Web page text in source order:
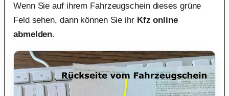
Wenn Sie auf ihrem Fahrzeugschein dieses grüne
Feld sehen, dann können Sie ihr Kfz online
abmelden.